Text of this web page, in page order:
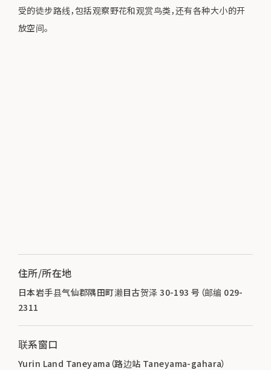
受的徒步路线，包括观察野花和观赏鸟类，还有各种大小的开
放空间。
住所/所在地
日本岩手县气仙郡隅田町濑目古贺泽 30-193 号（邮编 029-
2311
联系窗口
Yurin Land Taneyama（路边站 Taneyama-gahara）